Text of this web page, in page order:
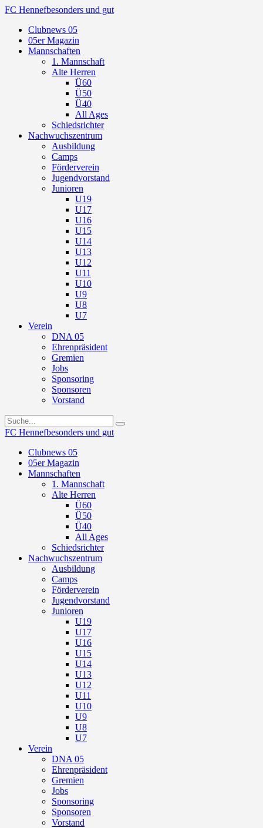
FC Hennefbesonders und gut
Clubnews 05
05er Magazin
Mannschaften
1. Mannschaft
Alte Herren
Ü60
Ü50
Ü40
All Ages
Schiedsrichter
Nachwuchszentrum
Ausbildung
Camps
Förderverein
Jugendvorstand
Junioren
U19
U17
U16
U15
U14
U13
U12
U11
U10
U9
U8
U7
Verein
DNA 05
Ehrenpräsident
Gremien
Jobs
Sponsoring
Sponsoren
Vorstand
FC Hennefbesonders und gut
Clubnews 05
05er Magazin
Mannschaften
1. Mannschaft
Alte Herren
Ü60
Ü50
Ü40
All Ages
Schiedsrichter
Nachwuchszentrum
Ausbildung
Camps
Förderverein
Jugendvorstand
Junioren
U19
U17
U16
U15
U14
U13
U12
U11
U10
U9
U8
U7
Verein
DNA 05
Ehrenpräsident
Gremien
Jobs
Sponsoring
Sponsoren
Vorstand